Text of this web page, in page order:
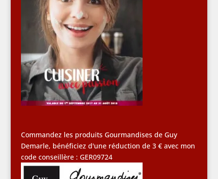
Commandez les produits Gourmandises de Guy
Demarle, bénéficiez d'une réduction de 3 € avec mon
code conseillère : GER09724